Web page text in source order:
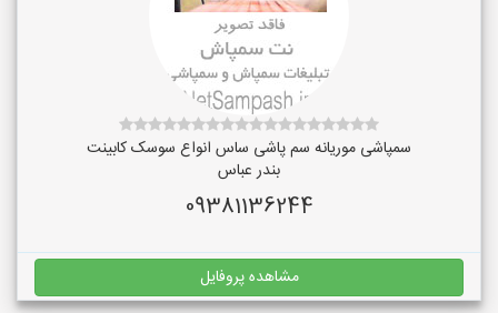
سمپاشی موریانه سم پاشی ساس انواع سوسک کابینت
بندر عباس
09381136244
مشاهده پروفایل